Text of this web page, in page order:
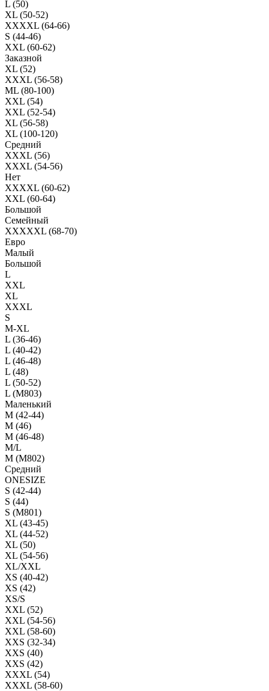
L (50)
XL (50-52)
XXXXL (64-66)
S (44-46)
XXL (60-62)
Заказной
XL (52)
XXXL (56-58)
ML (80-100)
XXL (54)
XXL (52-54)
XL (56-58)
XL (100-120)
Средний
XXXL (56)
XXXL (54-56)
Нет
XXXXL (60-62)
XXL (60-64)
Большой
Семейный
XXXXXL (68-70)
Евро
Малый
Большой
L
XXL
XL
XXXL
S
M-XL
L (36-46)
L (40-42)
L (46-48)
L (48)
L (50-52)
L (M803)
Маленький
М (42-44)
M (46)
M (46-48)
M/L
M (M802)
Средний
ONESIZE
S (42-44)
S (44)
S (M801)
XL (43-45)
XL (44-52)
XL (50)
XL (54-56)
XL/XXL
XS (40-42)
XS (42)
XS/S
XXL (52)
XXL (54-56)
XXL (58-60)
XXS (32-34)
XXS (40)
XXS (42)
XXXL (54)
XXXL (58-60)